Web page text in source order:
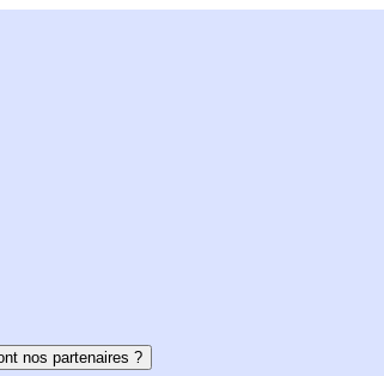
nos partenaires ?